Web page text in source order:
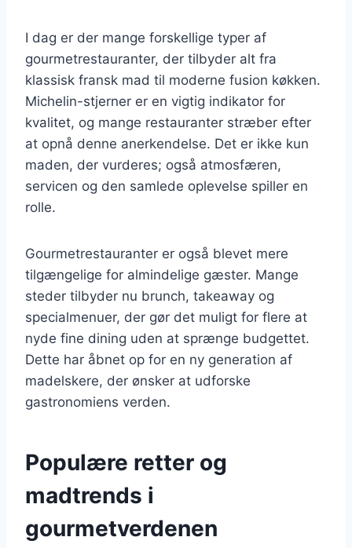
I dag er der mange forskellige typer af
gourmetrestauranter, der tilbyder alt fra
klassisk fransk mad til moderne fusion køkken.
Michelin-stjerner er en vigtig indikator for
kvalitet, og mange restauranter stræber efter
at opnå denne anerkendelse. Det er ikke kun
maden, der vurderes; også atmosfæren,
servicen og den samlede oplevelse spiller en
rolle.
Gourmetrestauranter er også blevet mere
tilgængelige for almindelige gæster. Mange
steder tilbyder nu brunch, takeaway og
specialmenuer, der gør det muligt for flere at
nyde fine dining uden at sprænge budgettet.
Dette har åbnet op for en ny generation af
madelskere, der ønsker at udforske
gastronomiens verden.
Populære retter og
madtrends i
gourmetverdenen